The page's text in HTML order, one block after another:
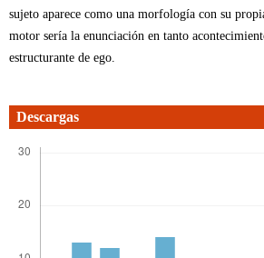
sujeto aparece como una morfología con su
motor sería la enunciación en tanto
estructurante de ego.
Descargas